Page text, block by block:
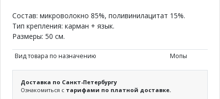
Состав: микроволокно 85%, поливинилацитат 15%.
Тип крепления: карман + язык.
Размеры: 50 см.
Вид товара по назначению Мопы
Доставка по Санкт-Петербургу
Ознакомиться с тарифами по платной доставке.